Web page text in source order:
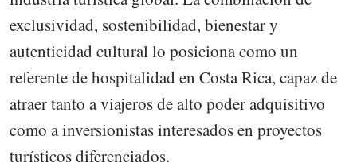
exclusividad, sostenibilidad, bienestar y
autenticidad cultural lo posiciona como un
referente de hospitalidad en Costa Rica, capaz de
atraer tanto a viajeros de alto poder adquisitivo
como a inversionistas interesados en proyectos
turísticos diferenciados.